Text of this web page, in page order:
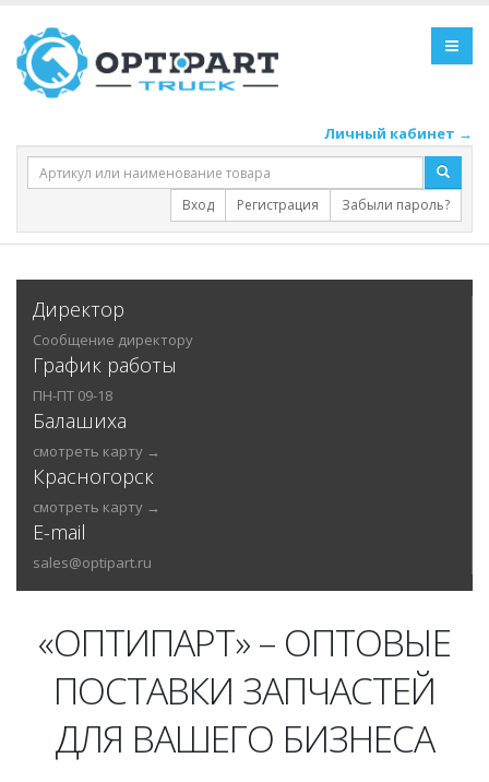
Личный кабинет →
Вход Регистрация Забыли пароль?
Директор
Сообщение директору
График работы
ПН-ПТ 09-18
Балашиха
смотреть карту →
Красногорск
смотреть карту →
E-mail
sales@optipart.ru
«ОПТИПАРТ» – ОПТОВЫЕ
ПОСТАВКИ ЗАПЧАСТЕЙ
ДЛЯ ВАШЕГО БИЗНЕСА